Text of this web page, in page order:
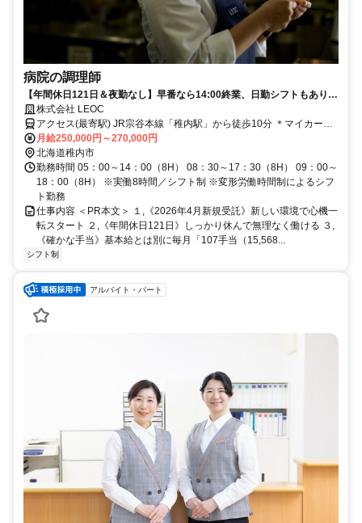
病院の調理師
【年間休日121日＆夜勤なし】早番なら14:00終業、日勤シフトもあり！
2026年4月新規受託の新しい環境ではじめる、病院の調理師！
株式会社 LEOC
アクセス(最寄駅) JR宗谷本線「稚内駅」から徒歩10分 ＊マイカー通
勤OK
月給250,000円～270,000円
北海道稚内市
勤務時間 05：00～14：00（8H） 08：30～17：30（8H） 09：00～
18：00（8H） ※実働8時間／シフト制 ※変形労働時間制によるシフ
ト勤務
仕事内容 ＜PR本文＞ １,《2026年4月新規受託》新しい環境で心機一
転スタート ２,《年間休日121日》しっかり休んで無理なく働ける ３,
《確かな手当》基本給とは別に毎月「107手当（15,568...
シフト制
アルバイト・パート